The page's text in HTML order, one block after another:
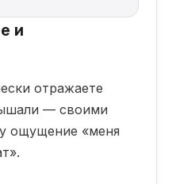
и
отражаете
— своими
ощущение «меня